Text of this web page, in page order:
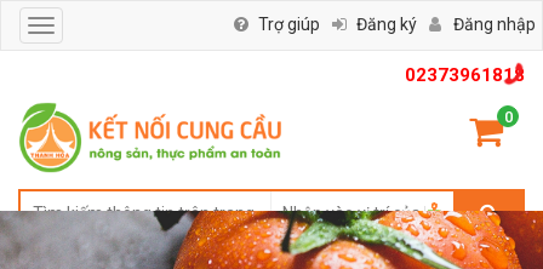
02373961818
0
Toggle
navigation
Trợ giúp Đăng ký Đăng nhập